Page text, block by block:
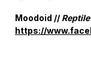
Moodoid // Reptile
https://